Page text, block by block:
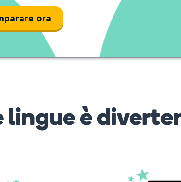
ora
lingue è